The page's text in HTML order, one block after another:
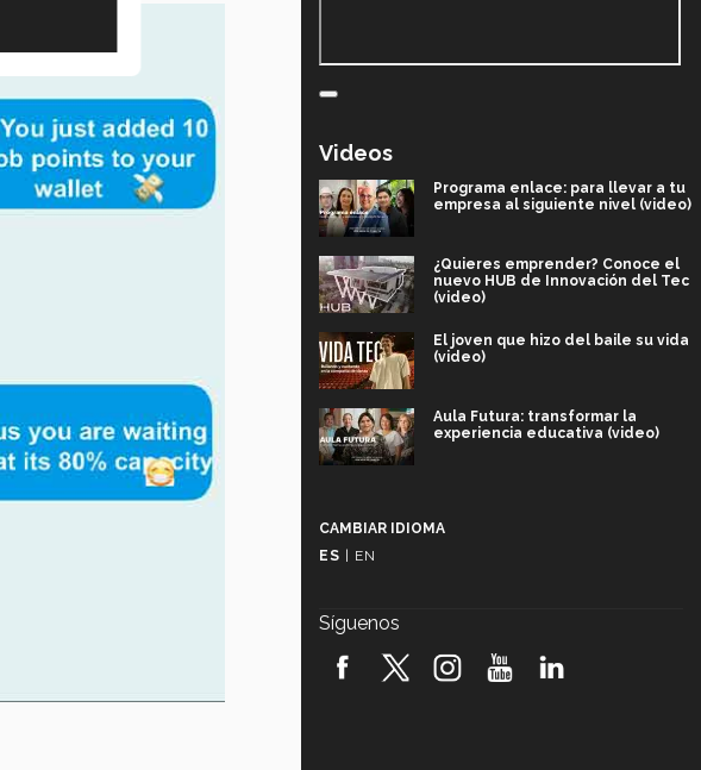
Videos
Programa enlace: para llevar a tu
empresa al siguiente nivel (video)
¿Quieres emprender? Conoce el
nuevo HUB de Innovación del Tec
(video)
El joven que hizo del baile su vida
(video)
Aula Futura: transformar la
experiencia educativa (video)
robótica FIRST 2026! (video)
CAMBIAR IDIOMA
ES | EN
Síguenos